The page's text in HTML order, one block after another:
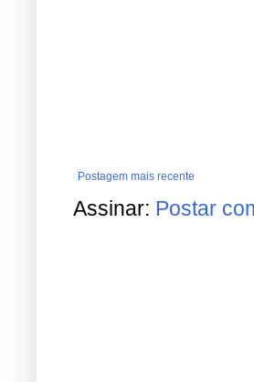
Postagem mais recente
Assinar: Postar